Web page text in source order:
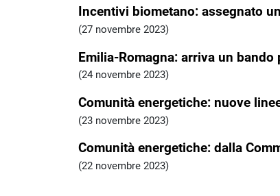
Incentivi biometano: assegnato
(27 novembre 2023)
Emilia-Romagna: arriva un
(24 novembre 2023)
Comunità energetiche: nuove
(23 novembre 2023)
Comunità energetiche: dalla
(22 novembre 2023)